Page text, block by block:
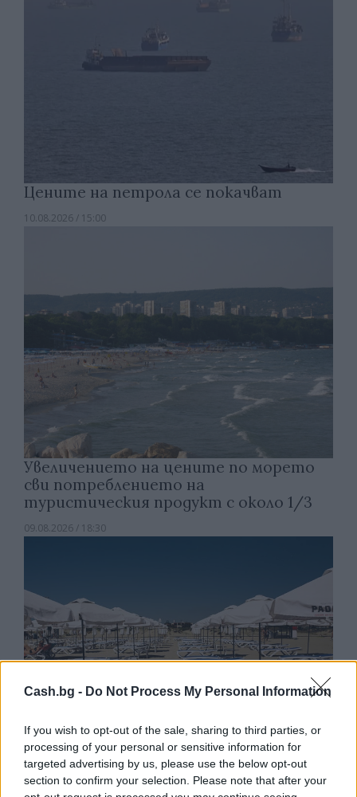
Cash.bg - Do Not Process My Personal Information
If you wish to opt-out of the sale, sharing to third parties, or
processing of your personal or sensitive information for
targeted advertising by us, please use the below opt-out
section to confirm your selection. Please note that after your
Цените на петрола се покачват
10.08.2026 / 15:00
Увеличението на цените по морето
сви потреблението на
туристическия продукт с около 1/3
09.08.2026 / 18:30
Потребителят има право сам да